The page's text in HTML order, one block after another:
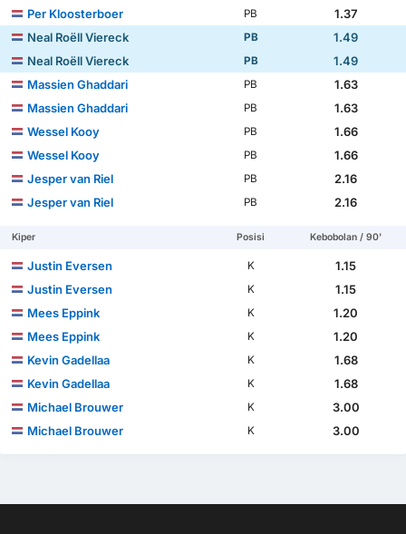
Per Kloosterboer
PB
1.37
Neal Roëll Viereck
PB
1.49
Neal Roëll Viereck
PB
1.49
Massien Ghaddari
PB
1.63
Massien Ghaddari
PB
1.63
Wessel Kooy
PB
1.66
Wessel Kooy
PB
1.66
Jesper van Riel
PB
2.16
Jesper van Riel
PB 2.16
Kiper Posisi Kebobolan / 90'
Justin Eversen K
1.15
Justin Eversen
K
1.15
Mees Eppink
K
1.20
Mees Eppink
K
1.20
Kevin Gadellaa
K
1.68
Kevin Gadellaa
K
1.68
Michael Brouwer
K
3.00
Michael Brouwer
K 3.00